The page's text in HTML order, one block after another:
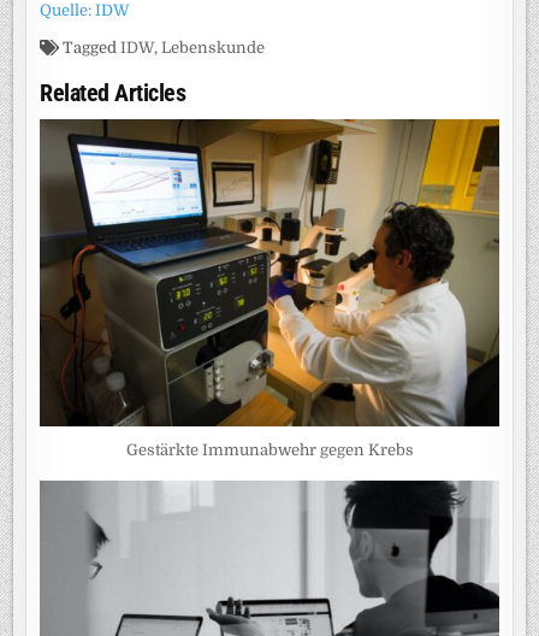
Quelle: IDW
TaggedIDW,Lebenskunde
Related Articles
Gestärkte Immunabwehr gegen Krebs